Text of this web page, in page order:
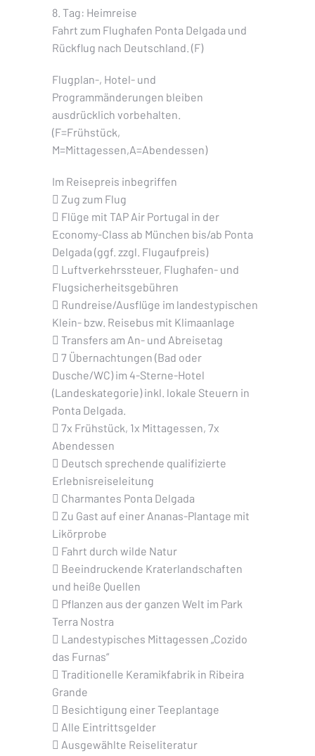
8. Tag: Heimreise
Fahrt zum Flughafen Ponta Delgada und
Rückflug nach Deutschland. (F)
Flugplan-, Hotel- und
Programmänderungen bleiben
ausdrücklich vorbehalten.
(F=Frühstück,
M=Mittagessen,A=Abendessen)
Im Reisepreis inbegriffen
 Zug zum Flug
 Flüge mit TAP Air Portugal in der
Economy-Class ab München bis/ab Ponta
Delgada (ggf. zzgl. Flugaufpreis)
 Luftverkehrssteuer, Flughafen- und
Flugsicherheitsgebühren
 Rundreise/Ausflüge im landestypischen
Klein- bzw. Reisebus mit Klimaanlage
 Transfers am An- und Abreisetag
 7 Übernachtungen (Bad oder
Dusche/WC) im 4-Sterne-Hotel
(Landeskategorie) inkl. lokale Steuern in
Ponta Delgada.
 7x Frühstück, 1x Mittagessen, 7x
Abendessen
 Deutsch sprechende qualifizierte
Erlebnisreiseleitung
 Charmantes Ponta Delgada
 Zu Gast auf einer Ananas-Plantage mit
Likörprobe
 Fahrt durch wilde Natur
 Beeindruckende Kraterlandschaften
und heiße Quellen
 Pflanzen aus der ganzen Welt im Park
Terra Nostra
 Landestypisches Mittagessen „Cozido
das Furnas“
 Traditionelle Keramikfabrik in Ribeira
Grande
 Besichtigung einer Teeplantage
 Alle Eintrittsgelder
 Ausgewählte Reiseliteratur